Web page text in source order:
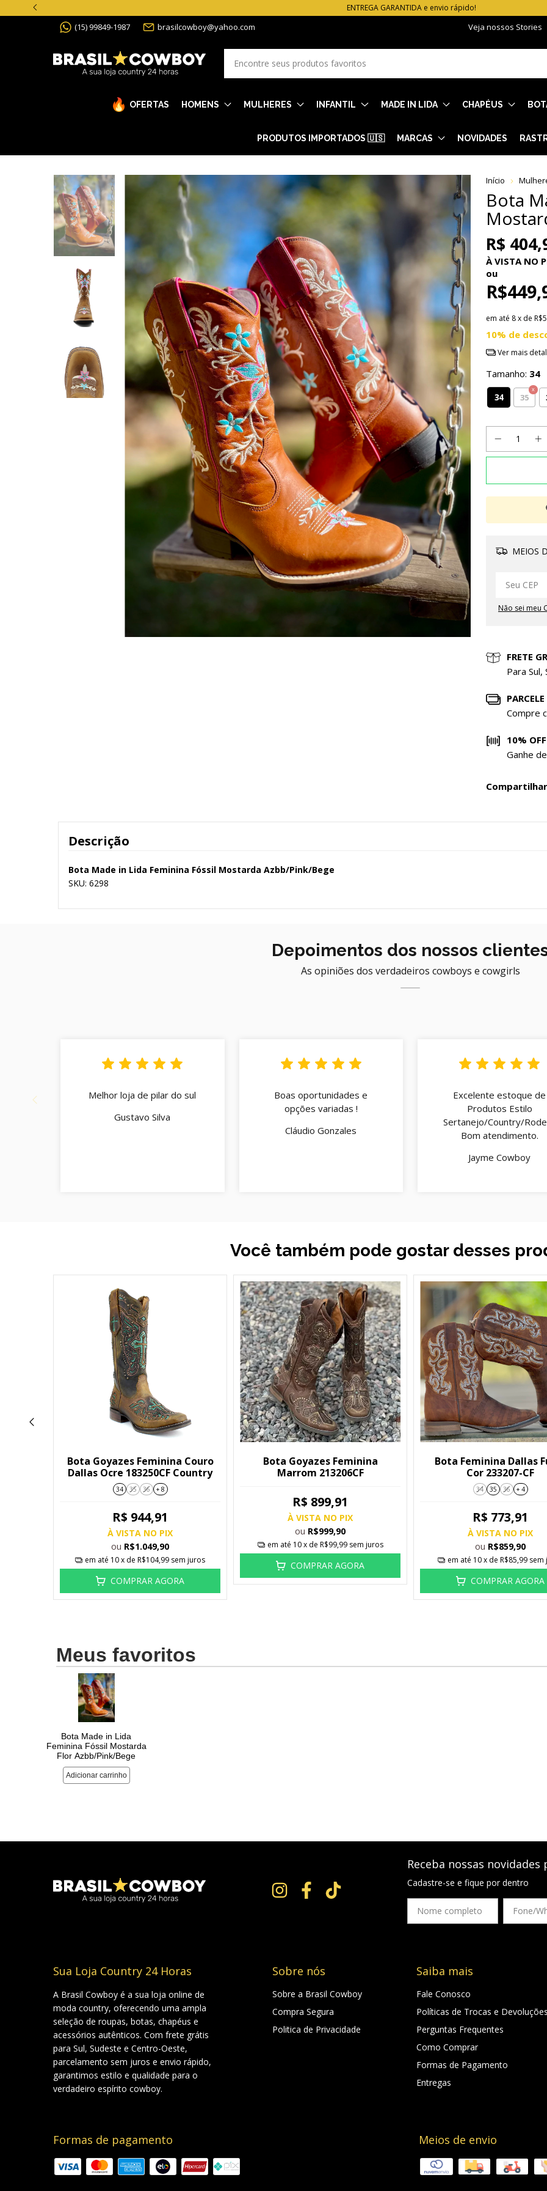
ENTREGA GARANTIDA e envio rápido!
(15) 99849-1987 brasilcowboy@yahoo.com Veja nossos Stories
OFERTAS HOMENS MULHERES INFANTIL MADE IN LIDA CHAPÉUS
PRODUTOS IMPORTADOS 🇺🇸 MARCAS NOVIDADES
Início
Bota
R$
À VISTA NO
ou
em até 8x de
10% de
Ver mais
Tamanho: 34
34 35
MEIOS
Não sei meu
FRETE
Para
Compre
10%
Ganhe
Compartilhar
Descrição
Bota Made in Lida Feminina Fóssil Mostarda Azbb/Pink/Bege
SKU: 6298
Depoimentos dos nossos
As opiniões dos verdadeiros cowboys e cowgirls
Melhor loja de pilar do sul
Gustavo Silva
Boas oportunidades e
opções variadas !
Cláudio Gonzales
Excelente estoque de
Produtos Estilo
Sertanejo/Country/
Bom atendimento.
Jayme Cowboy
Você também pode gostar desses
Bota Goyazes Feminina Couro
Dallas Ocre 183250CF Country
34 35 36 + 8
R$ 944,91
À VISTA NO PIX
ou R$1.049,90
em até 10x de R$104,99 sem juros
COMPRAR AGORA
Bota Goyazes Feminina
Marrom 213206CF
R$ 899,91
À VISTA NO PIX
ou R$999,90
em até 10 x de R$99,99 sem juros
COMPRAR AGORA
Bota Feminina Dallas
Cor 233207-CF
34 35 36 + 4
R$ 773,91
À VISTA NO PIX
ou R$859,90
em até 10 x de R$85,99 sem
COMPRAR AGORA
Receba nossas novidades
Cadastre-se e fique por dentro
Sua Loja Country 24 Horas
A Brasil Cowboy é a sua loja online de
moda country, oferecendo uma ampla
seleção de roupas, botas, chapéus e
acessórios autênticos. Com frete grátis
para Sul, Sudeste e Centro-Oeste,
parcelamento sem juros e envio rápido,
garantimos estilo e qualidade para o
verdadeiro espírito cowboy.
Sobre nós
Sobre a Brasil Cowboy
Compra Segura
Politica de Privacidade
Saiba mais
Fale Conosco
Políticas de Trocas e Devoluções
Perguntas Frequentes
Como Comprar
Formas de Pagamento
Entregas
Formas de pagamento Meios de envio